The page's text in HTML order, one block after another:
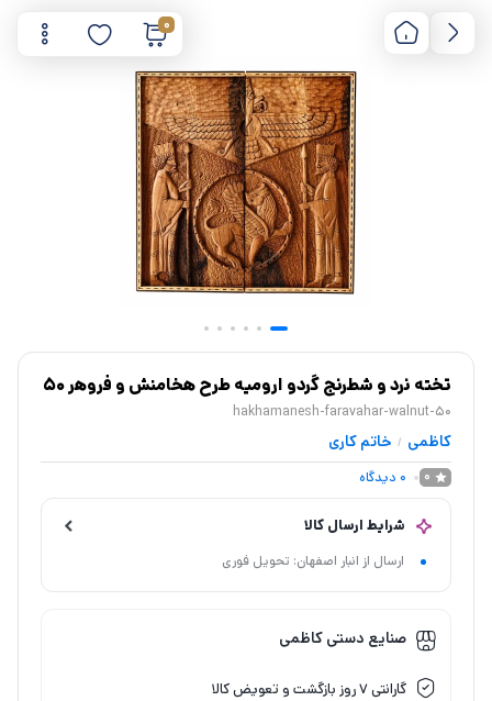
0
تخته نرد و شطرنج گردو ارومیه طرح هخامنش و فروهر 50
hakhamanesh-faravahar-walnut-50
کاظمی / خاتم کاری
0
0 دیدگاه
شرایط ارسال کالا
ارسال از انبار اصفهان: تحویل فوری
صنایع دستی کاظمی
گارانتی 7 روز بازگشت و تعویض کالا